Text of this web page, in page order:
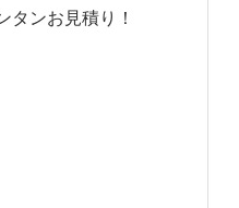
タンお見積り！